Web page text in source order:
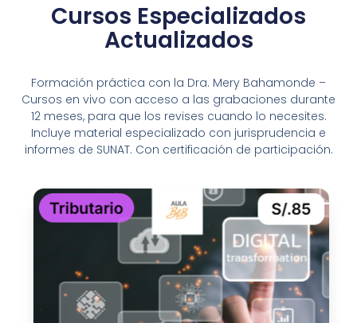
Cursos Especializados
Actualizados
Formación práctica con la Dra. Mery Bahamonde –
Cursos en vivo con acceso a las grabaciones durante
12 meses, para que los revises cuando lo necesites.
Incluye material especializado con jurisprudencia e
informes de SUNAT. Con certificación de participación.